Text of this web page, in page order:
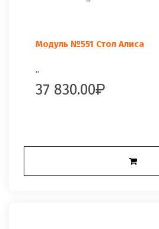
Модуль №551 Стол Алиса
..
37 830.00